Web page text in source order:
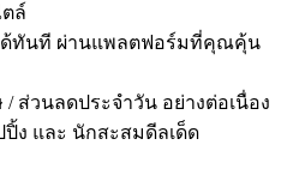
ล์
ด้ทันที ผ่านแพลตฟอร์มที่คุณคุ้น
/ ส่วนลดประจำวัน อย่างต่อเนื่อง
ง และ นักสะสมดีลเด็ด